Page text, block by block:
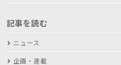
記事を読む
ニュース
企画・連載